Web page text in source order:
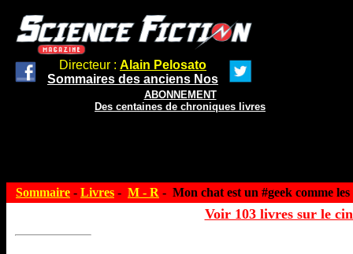
Directeur : Alain Pelosato
Sommaires des anciens Nos
ABONNEMENT
Des centaines de chroniques livres
Sommaire - Livres - M - R - Mon chat est un #geek comme les
Voir 103 livres sur le